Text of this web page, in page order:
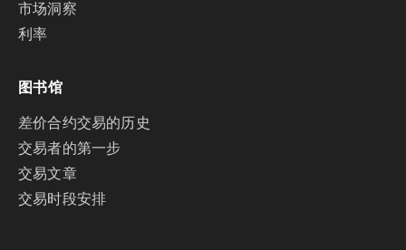
市场洞察
利率
图书馆
差价合约交易的历史
交易者的第一步
交易文章
交易时段安排